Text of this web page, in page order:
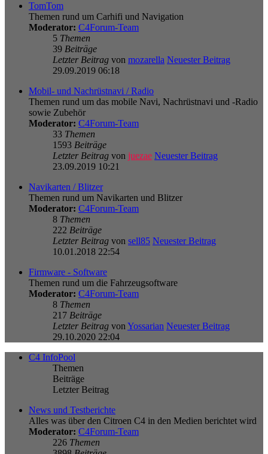
TomTom
Themen rund um Carhifi und Navigation
Moderator: C4Forum-Team
5 Themen
39 Beiträge
Letzter Beitrag von mozarella Neuester Beitrag
29.09.2019 06:18
Mobil- und Nachrüstnavi / Radio
Themen rund um das mobile Navi, Nachrüstnavi und -Radio
sowie Zubehör
Moderator: C4Forum-Team
33 Themen
1593 Beiträge
Letzter Beitrag von juezae Neuester Beitrag
23.09.2019 10:21
Navikarten / Blitzer
Themen rund um Navikarten und Blitzer
Moderator: C4Forum-Team
8 Themen
222 Beiträge
Letzter Beitrag von sell85 Neuester Beitrag
10.01.2018 22:54
Firmware - Software
Themen rund um die Fahrzeugsoftware
Moderator: C4Forum-Team
8 Themen
217 Beiträge
Letzter Beitrag von Yossarian Neuester Beitrag
29.10.2020 22:04
C4 InfoPool
Themen
Beiträge
Letzter Beitrag
News und Testberichte
Alles was über den Citroen C4 in den Medien berichtet wird
Moderator: C4Forum-Team
226 Themen